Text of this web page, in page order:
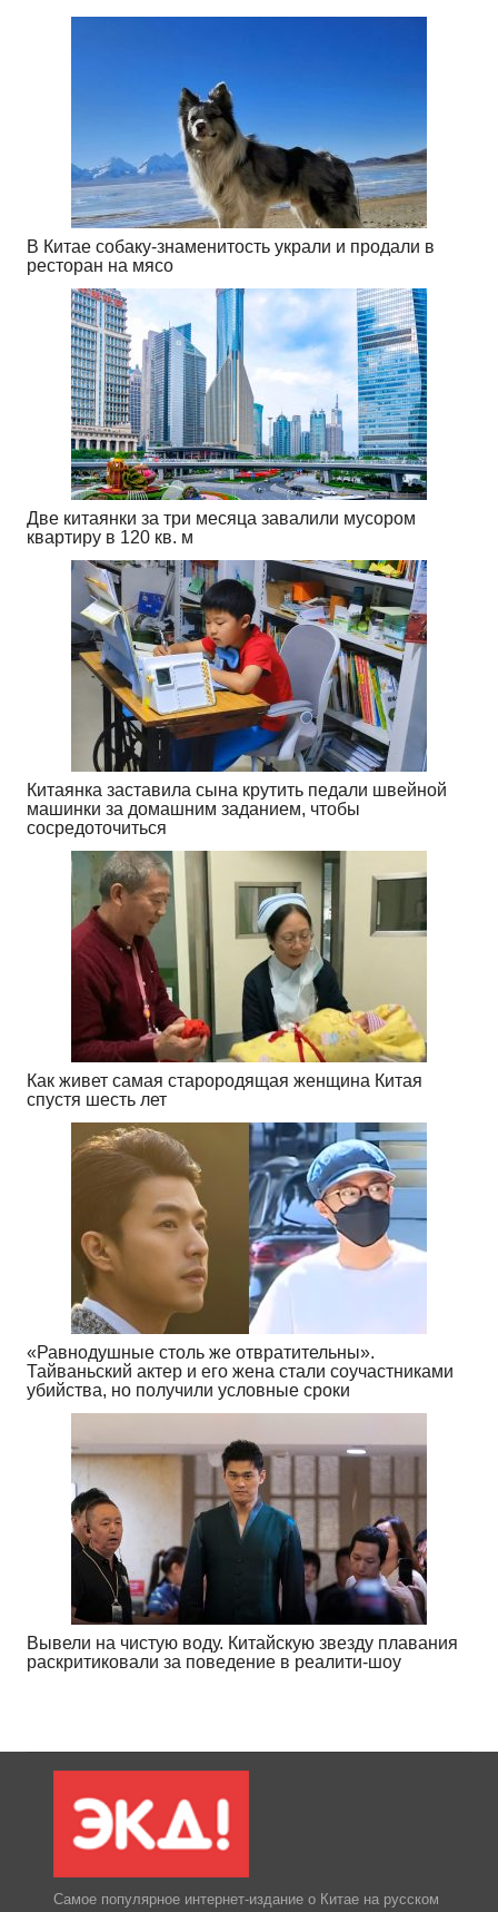
В Китае собаку-знаменитость украли и продали в
ресторан на мясо
Две китаянки за три месяца завалили мусором
квартиру в 120 кв. м
Китаянка заставила сына крутить педали швейной
машинки за домашним заданием, чтобы
сосредоточиться
Как живет самая старородящая женщина Китая
спустя шесть лет
«Равнодушные столь же отвратительны».
Тайваньский актер и его жена стали соучастниками
убийства, но получили условные сроки
Вывели на чистую воду. Китайскую звезду плавания
раскритиковали за поведение в реалити-шоу
Самое популярное интернет-издание о Китае на русском